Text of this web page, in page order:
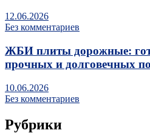
12.06.2026
Без комментариев
ЖБИ плиты дорожные:
прочных и долговечных
10.06.2026
Без комментариев
Рубрики